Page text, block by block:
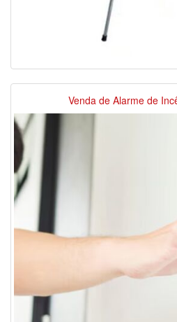
Venda de Alarme de